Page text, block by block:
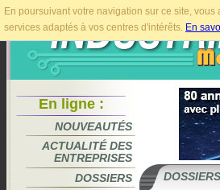
En poursuivant votre navigation sur ce site,
services adaptés à vos centres d'intérêts. En
En ligne :
NOUVEAUTÉS
ACTUALITÉ DES
ENTREPRISES
DOSSIERS
DOSSIERS